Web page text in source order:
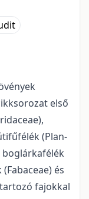
első
(Plan­
boglárkafélék
és
fajokkal